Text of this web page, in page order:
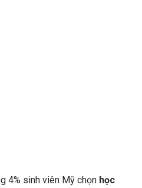
4% sinh viên Mỹ chọn học